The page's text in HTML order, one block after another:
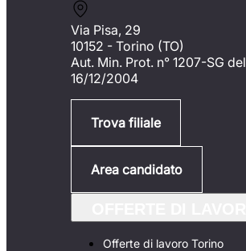
Via Pisa, 29
10152 - Torino (TO)
Aut. Min. Prot. n° 1207-SG del
16/12/2004
Trova filiale
Area candidato
Offerte di lavoro Torino